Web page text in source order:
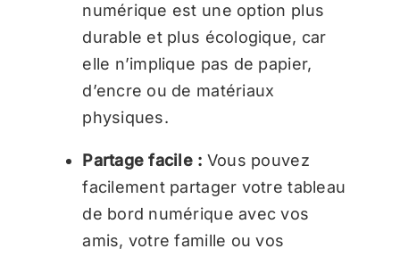
numérique est une option plus
durable et plus écologique, car
elle n’implique pas de papier,
d’encre ou de matériaux
physiques.
Partage facile : Vous pouvez
facilement partager votre tableau
de bord numérique avec vos
amis, votre famille ou vos